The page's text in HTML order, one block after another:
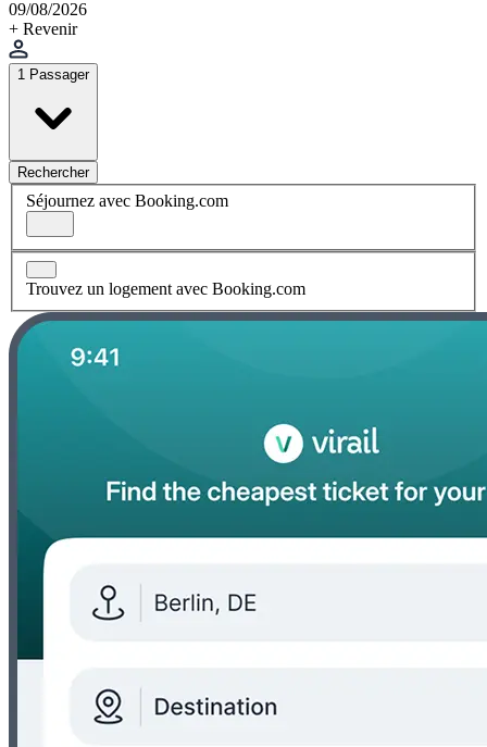
09/08/2026
+ Revenir
1 Passager
Rechercher
Séjournez avec Booking.com
Trouvez un logement avec Booking.com